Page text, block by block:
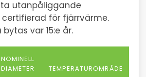
utanpåliggande
för fjärrvärme.
var 15:e år.
NOMINELL
DIAMETER
TEMPERATUROMRÅDE